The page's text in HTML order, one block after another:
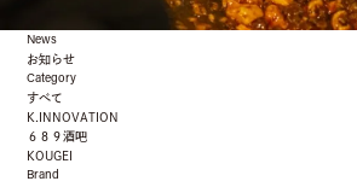
News
お知らせ
Category
すべて
K.INNOVATION
６８９酒吧
KOUGEI
Brand